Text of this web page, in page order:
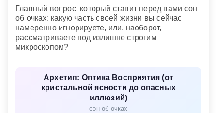
Главный вопрос, который ставит перед вами сон
об очках: какую часть своей жизни вы сейчас
намеренно игнорируете, или, наоборот,
рассматриваете под излишне строгим
микроскопом?
Архетип: Оптика Восприятия (от
кристальной ясности до опасных
иллюзий)
сон об очках